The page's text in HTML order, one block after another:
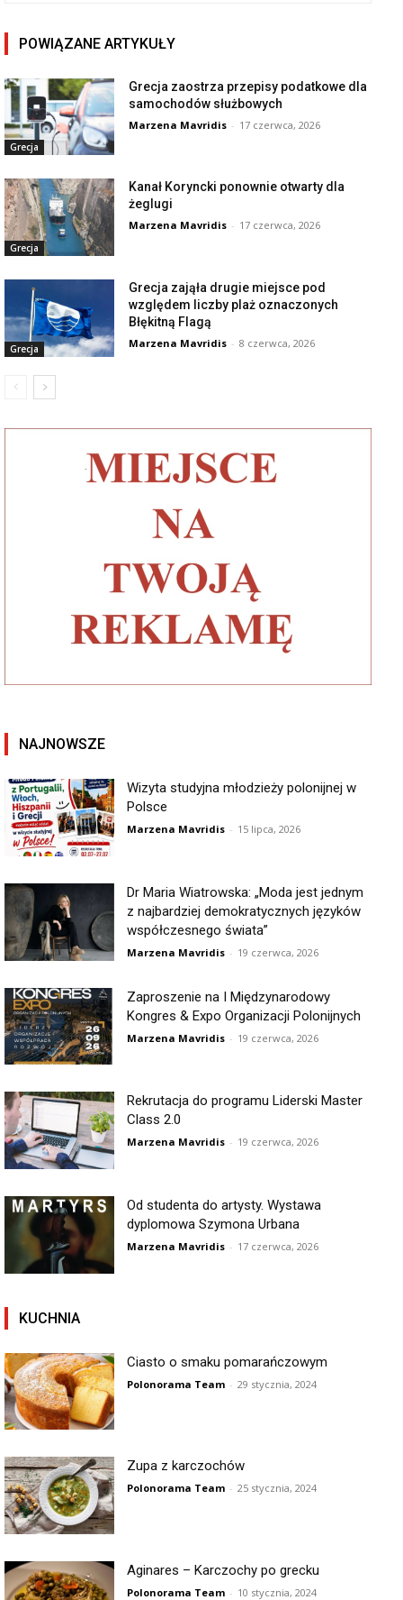
POWIĄZANE ARTYKUŁY
Grecja
Grecja zaostrza przepisy podatkowe dla
samochodów służbowych
Marzena Mavridis - 17 czerwca, 2026
Grecja
Kanał Koryncki ponownie otwarty dla
żeglugi
Marzena Mavridis - 17 czerwca, 2026
Grecja
Grecja zająła drugie miejsce pod
względem liczby plaż oznaczonych
Błękitną Flagą
Marzena Mavridis - 8 czerwca, 2026
NAJNOWSZE
Wizyta studyjna młodzieży polonijnej w
Polsce
Marzena Mavridis - 15 lipca, 2026
Dr Maria Wiatrowska: „Moda jest jednym
z najbardziej demokratycznych języków
współczesnego świata”
Marzena Mavridis - 19 czerwca, 2026
Zaproszenie na I Międzynarodowy
Kongres & Expo Organizacji Polonijnych
Marzena Mavridis - 19 czerwca, 2026
Rekrutacja do programu Liderski Master
Class 2.0
Marzena Mavridis - 19 czerwca, 2026
Od studenta do artysty. Wystawa
dyplomowa Szymona Urbana
Marzena Mavridis - 17 czerwca, 2026
KUCHNIA
Ciasto o smaku pomarańczowym
Polonorama Team - 29 stycznia, 2024
Zupa z karczochów
Polonorama Team - 25 stycznia, 2024
Aginares – Karczochy po grecku
Polonorama Team - 10 stycznia, 2024